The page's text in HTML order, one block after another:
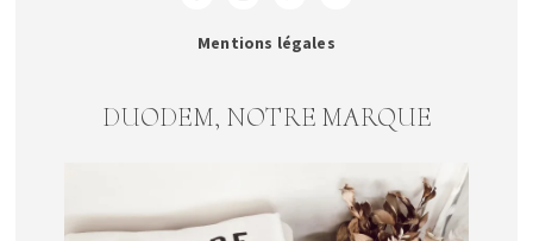
Mentions légales
DUODEM, NOTRE MARQUE